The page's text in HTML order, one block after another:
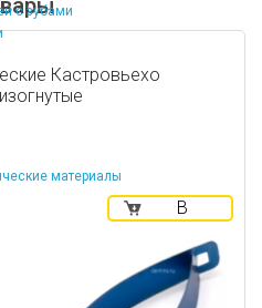
с зубами
материалы
Кастровьехо
В